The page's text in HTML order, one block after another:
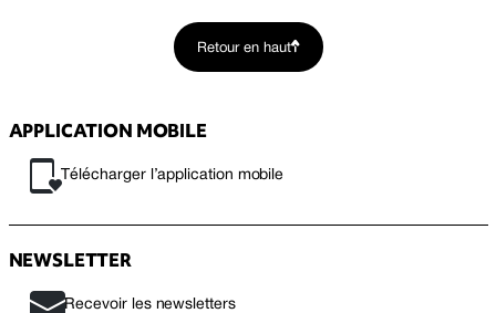
Retour en haut
APPLICATION MOBILE
Télécharger l’application mobile
NEWSLETTER
Recevoir les newsletters